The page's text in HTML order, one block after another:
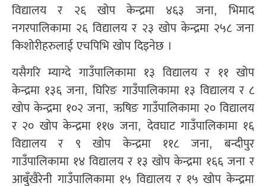
विद्यालय र २६ खोप केन्द्रमा ४६३ जना, भिमाद
नगरपालिकामा २६ विद्यालय र २३ खोप केन्द्रमा २५८ जना
किशोरीहरुलाई एचपिभि खोप दिइनेछ ।
यसैगरि म्याग्दे गाउँपालिकामा १३ विद्यालय र ११ खोप
केन्द्रमा १३६ जना, घिरिङ गाउँपालिकामा १३ विद्यालय र ८
खोप केन्द्रमा १०२ जना, ऋषिङ गाउँपालिकामा २० विद्यालय
र २० खोप केन्द्रमा ११७ जना, देवघाट गाउँपालिकामा १६
विद्यालय र ९ खोप केन्द्रमा ११८ जना, बन्दीपुर
गाउँपालिकामा १४ विद्यालय र १३ खोप केन्द्रमा १६६ जना र
आबुँखैरेनी गाउँपालिकामा १५ विद्यालय र १५ खोप केन्द्रमा